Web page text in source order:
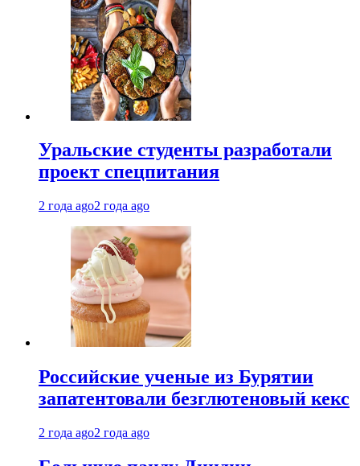
Уральские студенты разработали
проект спецпитания
2 года ago2 года ago
Российские ученые из Бурятии
запатентовали безглютеновый кекс
2 года ago2 года ago